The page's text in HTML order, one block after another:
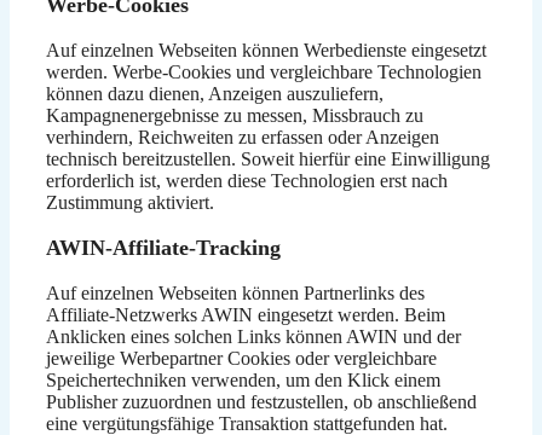
Auf einzelnen Webseiten können Werbedienste eingesetzt
werden. Werbe-Cookies und vergleichbare Technologien
können dazu dienen, Anzeigen auszuliefern,
Kampagnenergebnisse zu messen, Missbrauch zu
verhindern, Reichweiten zu erfassen oder Anzeigen
technisch bereitzustellen. Soweit hierfür eine Einwilligung
erforderlich ist, werden diese Technologien erst nach
Zustimmung aktiviert.
AWIN-Affiliate-Tracking
Auf einzelnen Webseiten können Partnerlinks des
Affiliate-Netzwerks AWIN eingesetzt werden. Beim
Anklicken eines solchen Links können AWIN und der
jeweilige Werbepartner Cookies oder vergleichbare
Speichertechniken verwenden, um den Klick einem
Publisher zuzuordnen und festzustellen, ob anschließend
eine vergütungsfähige Transaktion stattgefunden hat.